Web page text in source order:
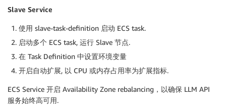
Slave Service
使用 slave-task-definition 启动 ECS task.
启动多个 ECS task, 运行 Slave 节点.
在 Task Definition 中设置环境变量
开启自动扩展, 以 CPU 或内存占用率为扩展指标.
ECS Service 开启 Availability Zone rebalancing，以确保 LLM API
服务始终高可用.